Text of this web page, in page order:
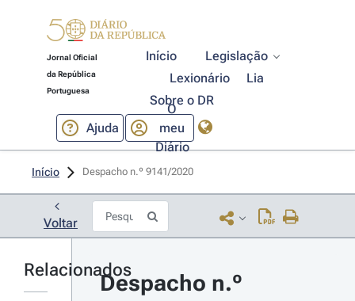
Jornal Oficial
da República
Portuguesa
Início
Legislação
Lexionário
Lia
Sobre o DR
Ajuda
O
meu
Diário
Início Despacho n.º 9141/2020
Voltar
Relacionados
Despacho n.º